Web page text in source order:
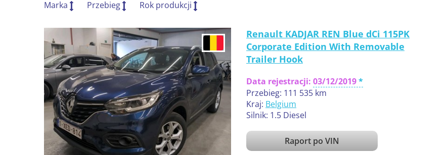
Marka Przebieg Rok produkcji
Renault KADJAR REN Blue dCi 115PK
Corporate Edition With Removable
Trailer Hook
Data rejestracji: 03/12/2019
Przebieg: 111 535 km
Kraj: Belgium
Silnik: 1.5 Diesel
Raport po VIN